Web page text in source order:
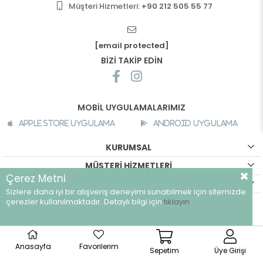
Müşteri Hizmetleri: +90 212 505 55 77
[email protected]
BİZİ TAKİP EDİN
MOBİL UYGULAMALARIMIZ
Apple Store Uygulama Android Uygulama
KURUMSAL
MÜŞTERİ HİZMETLERİ
©breeze.com.tr - Tüm hakları saklıdır.
Anasayfa Favorilerim Sepetim Üye Girişi
Çerez Metni
Sizlere daha iyi bir alışveriş deneyimi sunabilmek için sitemizde
çerezler kullanılmaktadır. Detaylı bilgi için tıklayın